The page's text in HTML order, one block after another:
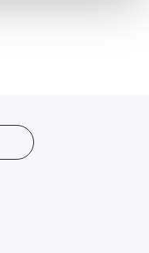
du tycker om. Det
och göra